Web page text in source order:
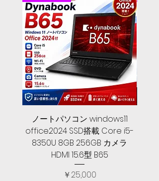
ノートパソコン windows11
office2024 SSD搭載 Core i5-
8350U 8GB 256GB カメラ
HDMI 15.6型 B65
価格
￥25,000